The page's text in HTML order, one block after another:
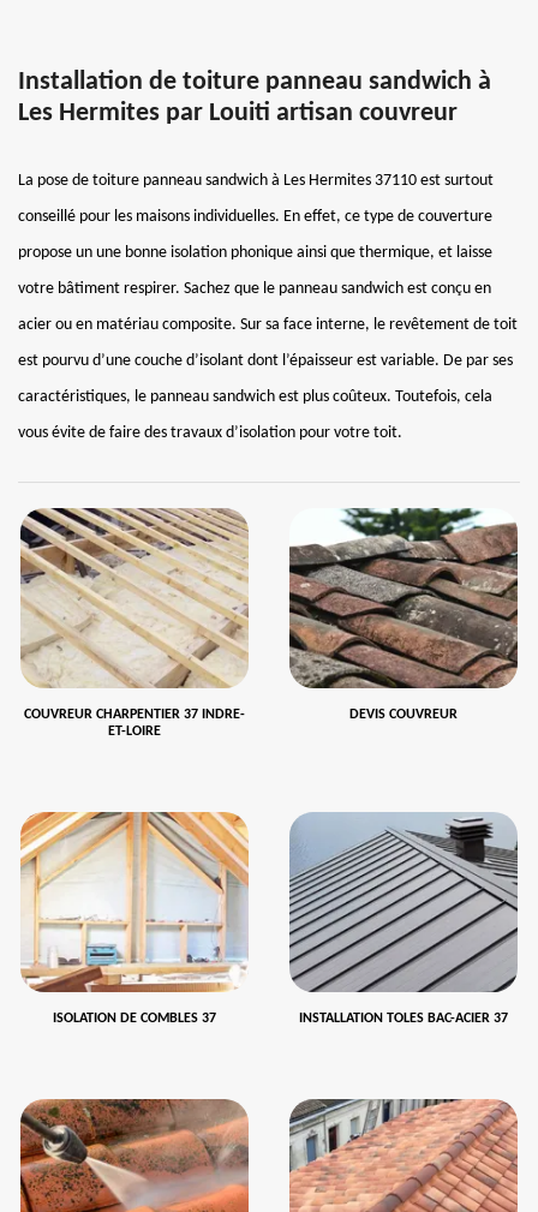
Installation de toiture panneau sandwich à
Les Hermites par Louiti artisan couvreur
La pose de toiture panneau sandwich à Les Hermites 37110 est surtout
conseillé pour les maisons individuelles. En effet, ce type de couverture
propose un une bonne isolation phonique ainsi que thermique, et laisse
votre bâtiment respirer. Sachez que le panneau sandwich est conçu en
acier ou en matériau composite. Sur sa face interne, le revêtement de toit
est pourvu d’une couche d’isolant dont l’épaisseur est variable. De par ses
caractéristiques, le panneau sandwich est plus coûteux. Toutefois, cela
vous évite de faire des travaux d’isolation pour votre toit.
COUVREUR CHARPENTIER 37 INDRE-
ET-LOIRE
DEVIS COUVREUR
ISOLATION DE COMBLES 37 INSTALLATION TOLES BAC-ACIER 37